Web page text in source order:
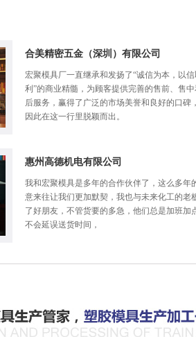
合美精密五金（深圳）有限公司
宏聚模具厂一直继承和发扬了“诚信为本，以信
利”的商业精髓，为顾客提供完善的售前、售
后服务，赢得了广泛的市场美誉和良好的口碑
因此在这一行里脱颖而出。
惠州高德机电有限公司
我和宏聚模具是多年的合作伙伴了，这么多年
意来往让我们更加默契，我也与未来化工的老
了好朋友，不管货要的多急，他们总是加班加
不会延误送货时间，